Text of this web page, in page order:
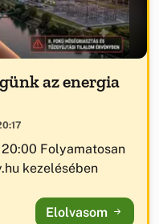
az energia
Folyamatosan
kezelésében
Elolvasom